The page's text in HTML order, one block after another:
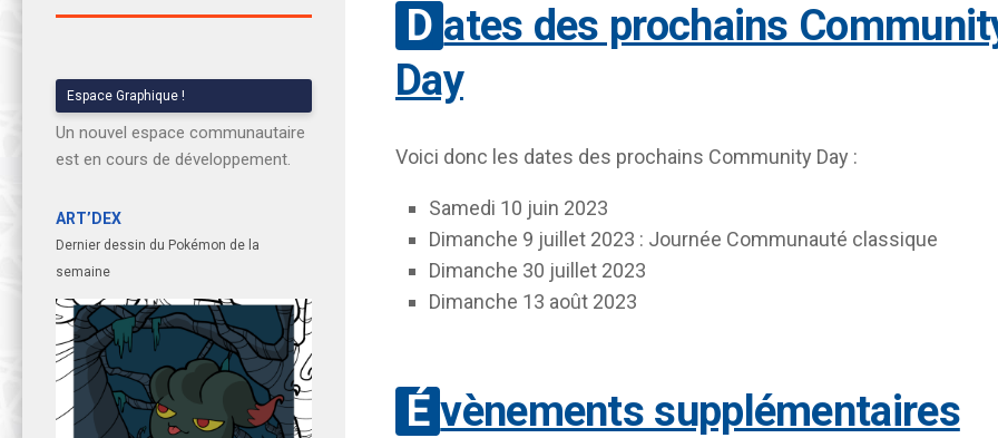
Dates des prochains Community
Day
Voici donc les dates des prochains Community Day :
Samedi 10 juin 2023
Dimanche 9 juillet 2023 : Journée Communauté classique
Dimanche 30 juillet 2023
Dimanche 13 août 2023
Évènements supplémentaires
Espace Graphique !
Un nouvel espace communautaire
est en cours de développement.
ART’DEX
Dernier dessin du Pokémon de la
semaine